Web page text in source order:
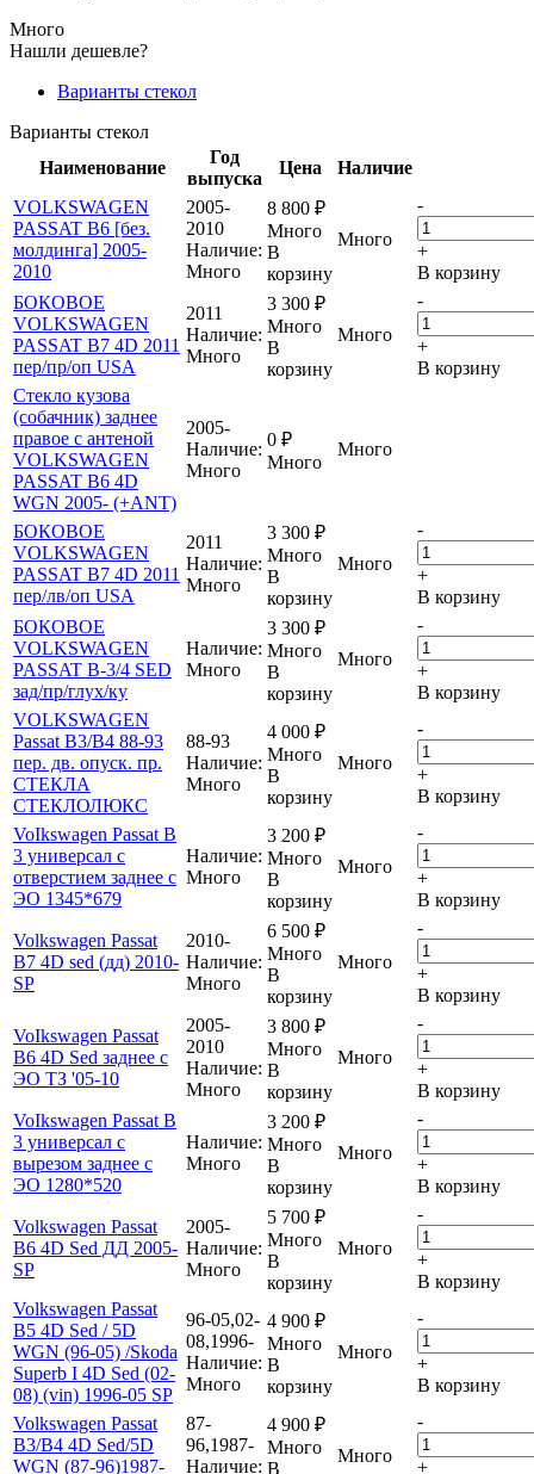
Много
Нашли дешевле?
Варианты стекол
Варианты стекол
Наименование
Год
выпуска
Цена
Наличие
VOLKSWAGEN
PASSAT B6 [без.
молдинга] 2005-
2010
2005-
2010
Наличие:
Много
8 800 ₽
Много
В
корзину
Много
-
+
В корзину
БОКОВОЕ
VOLKSWAGEN
PASSAT B7 4D 2011
пер/пр/оп USA
2011
Наличие:
Много
3 300 ₽
Много
В
корзину
Много
-
+
В корзину
Стекло кузова
(собачник) заднее
правое с антеной
VOLKSWAGEN
PASSAT B6 4D
WGN 2005- (+ANT)
2005-
Наличие:
Много
0 ₽
Много
Много
БОКОВОЕ
VOLKSWAGEN
PASSAT B7 4D 2011
пер/лв/оп USA
2011
Наличие:
Много
3 300 ₽
Много
В
корзину
Много
-
+
В корзину
БОКОВОЕ
VOLKSWAGEN
PASSAT B-3/4 SED
зад/пр/глух/ку
Наличие:
Много
3 300 ₽
Много
В
корзину
Много
-
+
В корзину
VOLKSWAGEN
Passat B3/В4 88-93
пер. дв. опуск. пр.
СТЕКЛА
СТЕКЛОЛЮКС
88-93
Наличие:
Много
4 000 ₽
Много
В
корзину
Много
-
+
В корзину
VoIkswagen Passat B
3 универсал с
отверстием заднее с
ЭО 1345*679
Наличие:
Много
3 200 ₽
Много
В
корзину
Много
-
+
В корзину
Volkswagen Passat
B7 4D sed (дд) 2010-
SP
2010-
Наличие:
Много
6 500 ₽
Много
В
корзину
Много
-
+
В корзину
VoIkswagen Passat
B6 4D Sed заднее с
ЭО ТЗ '05-10
2005-
2010
Наличие:
Много
3 800 ₽
Много
В
корзину
Много
-
+
В корзину
VoIkswagen Passat B
3 универсал с
вырезом заднее с
ЭО 1280*520
Наличие:
Много
3 200 ₽
Много
В
корзину
Много
-
+
В корзину
Volkswagen Passat
B6 4D Sed ДД 2005-
SP
2005-
Наличие:
Много
5 700 ₽
Много
В
корзину
Много
-
+
В корзину
Volkswagen Passat
B5 4D Sed / 5D
WGN (96-05) /Skoda
Superb I 4D Sed (02-
08) (vin) 1996-05 SP
96-05,02-
08,1996-
Наличие:
Много
4 900 ₽
Много
В
корзину
Много
-
+
В корзину
Volkswagen Passat
B3/B4 4D Sed/5D
WGN (87-96)1987-
87-
96,1987-
Наличие:
4 900 ₽
Много
В
Много
-
+